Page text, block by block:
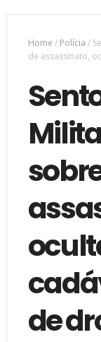
Home / Polícia /
de assassinato,
de